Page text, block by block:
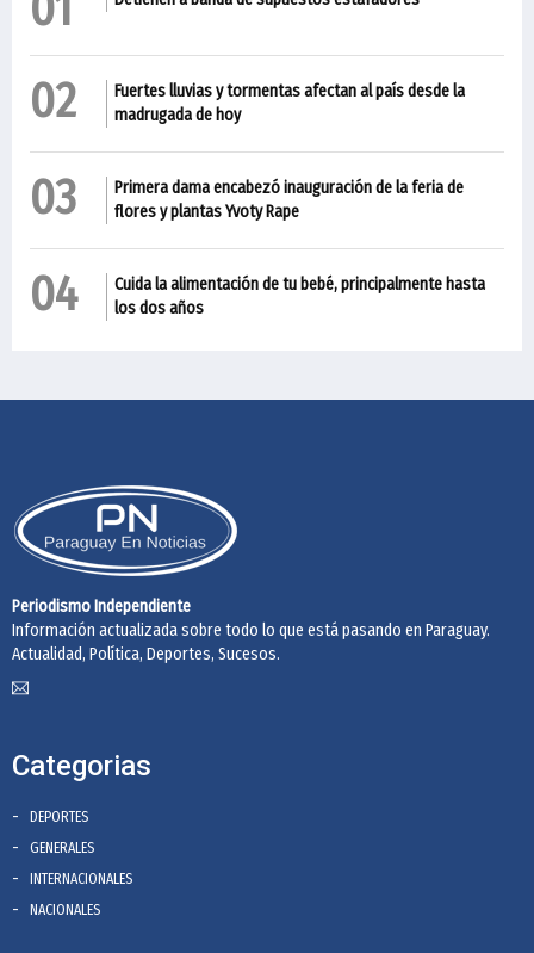
02
Fuertes lluvias y tormentas afectan al país desde la
madrugada de hoy
03
Primera dama encabezó inauguración de la feria de
flores y plantas Yvoty Rape
04
Cuida la alimentación de tu bebé, principalmente hasta
los dos años
Periodismo Independiente
Información actualizada sobre todo lo que está pasando en Paraguay.
Actualidad, Política, Deportes, Sucesos.
Categorias
DEPORTES
GENERALES
INTERNACIONALES
NACIONALES